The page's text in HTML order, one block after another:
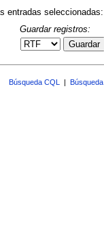
entradas seleccionadas:
Guardar registros:
Guardar
Búsqueda CQL